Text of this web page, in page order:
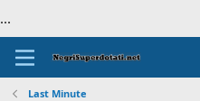
...
Last Minute